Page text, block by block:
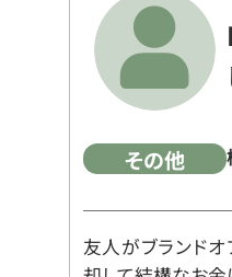
その他
友人がブランド